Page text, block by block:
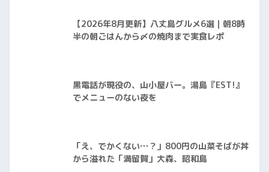
【2026年8月更新】八丈島グルメ6選｜朝8時
半の朝ごはんから〆の焼肉まで実食レポ
黒電話が現役の、山小屋バー。湯島『EST!』
でメニューのない夜を
「え、でかくない…？」800円の山菜そばが丼
から溢れた「満留賀」大森、昭和島